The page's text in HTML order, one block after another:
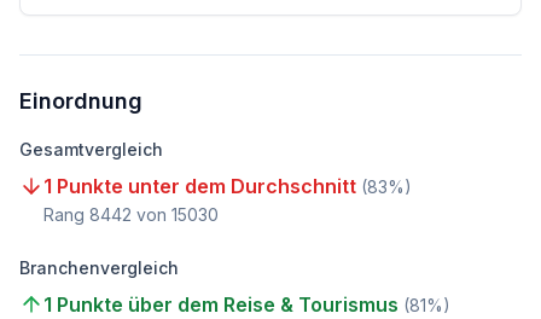
Einordnung
Gesamtvergleich
1 Punkte unter dem Durchschnitt (83%)
Rang 8442 von 15030
Branchenvergleich
1 Punkte über dem Reise & Tourismus (81%)